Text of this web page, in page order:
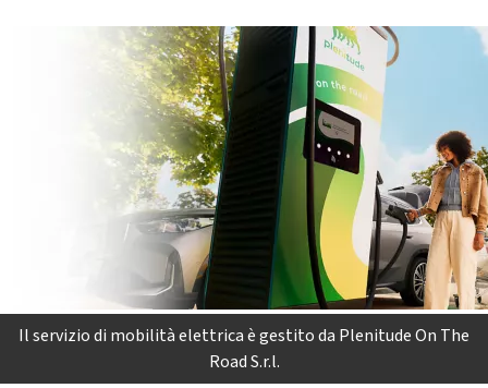
Il servizio di mobilità elettrica è gestito da Plenitude On The
Road S.r.l.